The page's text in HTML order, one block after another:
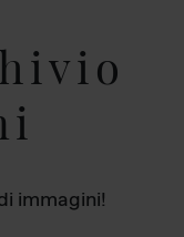
immagini!